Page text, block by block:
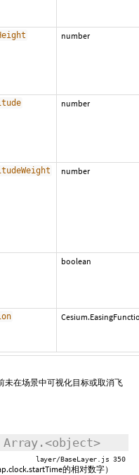
number
number
number
boolean
未在场景中可视化目标或取消飞
Array.<object>
layer/BaseLayer.js 350
的相对数字）